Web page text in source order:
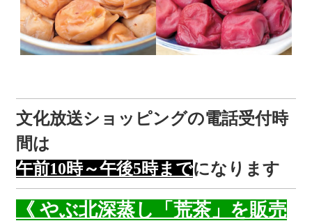
文化放送ショッピングの電話受付時
間は
午前10時～午後5時までになります
《 やぶ北深蒸し「荒茶」を販売